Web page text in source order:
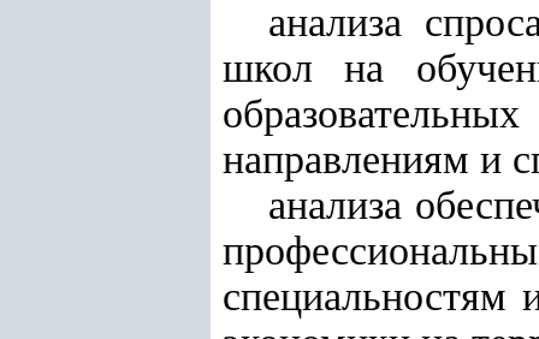
анализа
школ на
направлениям и
анализа
специальностям